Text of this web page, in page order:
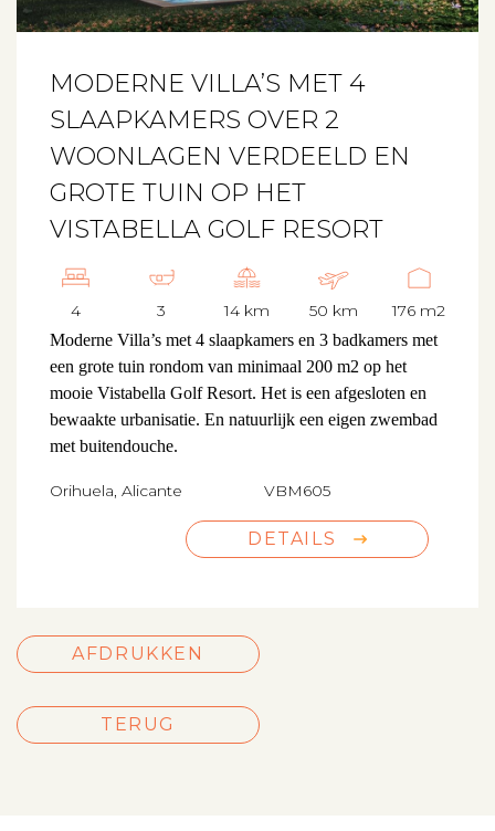
MODERNE VILLA’S MET 4
SLAAPKAMERS OVER 2
WOONLAGEN VERDEELD EN
GROTE TUIN OP HET
VISTABELLA GOLF RESORT
4 3 14 km 50 km 176 m2
Moderne Villa’s met 4 slaapkamers en 3 badkamers met
een grote tuin rondom van minimaal 200 m2 op het
mooie Vistabella Golf Resort. Het is een afgesloten en
bewaakte urbanisatie. En natuurlijk een eigen zwembad
met buitendouche.
Orihuela, Alicante VBM605
DETAILS
AFDRUKKEN
TERUG